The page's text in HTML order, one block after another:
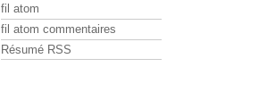
fil atom
fil atom commentaires
Résumé RSS